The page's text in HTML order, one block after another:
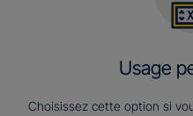
Usage
Choisissez cette option si